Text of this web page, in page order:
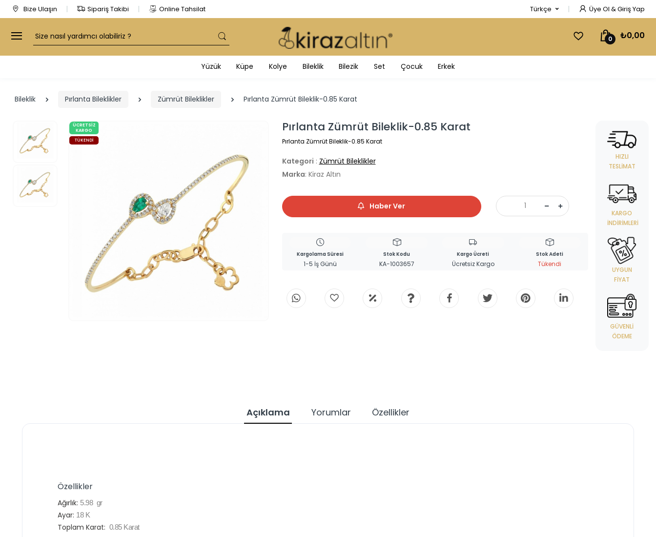
Bize Ulaşın Sipariş Takibi Online Tahsilat Türkçe Üye Ol & Giriş Yap
Arama
0 ₺0,00
Yüzük Küpe Kolye Bileklik Bilezik Set Çocuk Erkek
Bileklik Pırlanta Bileklikler Zümrüt Bileklikler Pırlanta Zümrüt Bileklik-0.85 Karat
ÜCRETSIZ
KARGO
TÜKENDI
Pırlanta Zümrüt Bileklik-0.85 Karat
Pırlanta Zümrüt Bileklik-0.85 Karat
Kategori : Zümrüt Bileklikler
Marka: Kiraz Altın
Haber Ver
Kargolama Süresi
1-5 İş Günü
Stok Kodu
KA-1003657
Kargo Ücreti
Ücretsiz Kargo
Stok Adeti
Tükendi
HIZLI
TESLIMAT
KARGO
İNDIRIMLERI
UYGUN
FIYAT
GÜVENLI
ÖDEME
Açıklama Yorumlar Özellikler
Özellikler
Ağırlık: 5.98 gr
Ayar: 18 K
Toplam Karat: 0.85 Karat